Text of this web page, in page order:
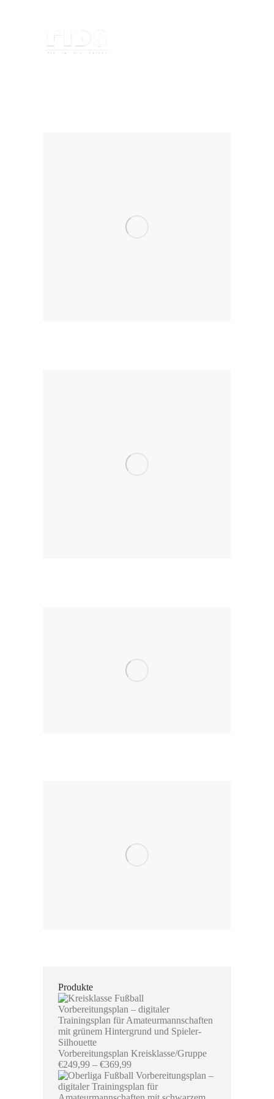
Produkte
Vorbereitungsplan Kreisklasse/Gruppe
€249,99 – €369,99Preisspanne:
€249,99
bis
€369,99